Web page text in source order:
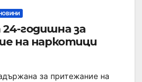
годишна за
на наркотици
за притежание на